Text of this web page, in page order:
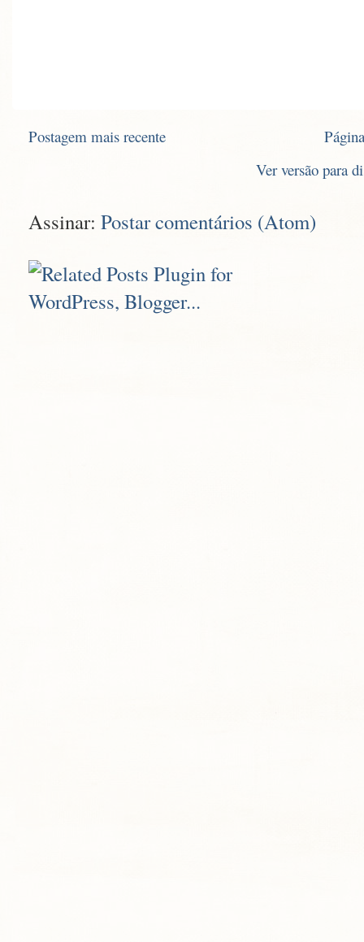
Postagem mais recente
Ver versão para
Assinar: Postar comentários (Atom)